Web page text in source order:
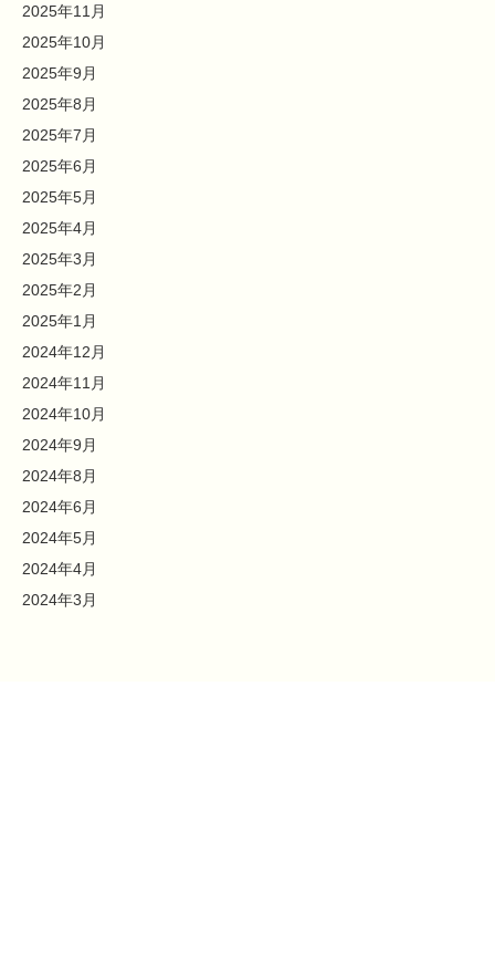
2025年11月
2025年10月
2025年9月
2025年8月
2025年7月
2025年6月
2025年5月
2025年4月
2025年3月
2025年2月
2025年1月
2024年12月
2024年11月
2024年10月
2024年9月
2024年8月
2024年6月
2024年5月
2024年4月
2024年3月